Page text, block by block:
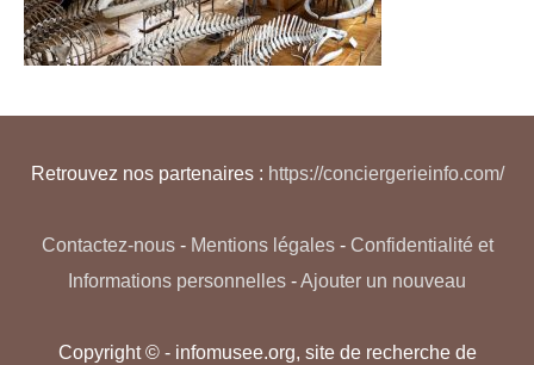
Retrouvez nos partenaires : https://conciergerieinfo.com/
Contactez-nous- Mentions légales- Confidentialité et
Informations personnelles -Ajouter un nouveau
Copyright © - infomusee.org, site de recherche de